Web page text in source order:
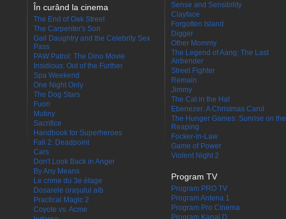
În curând la cinema
The End of Oak Street
The Carpenter's Son
Gail Daughtry and the Celebrity Sex
Pass
PAW Patrol: The Dino Movie
Insidious: Out of the Further
Spa Weekend
One Night Only
The Dog Stars
Fuori
Mutiny
Sacrifice
Handbook for Superheroes
Fall 2: Deadpoint
Cars
Don't Look Back in Anger
By Any Means
Le crime du 3e étage
Dosarele orașului alb
Practical Magic 2
Coyote vs. Acme
Sense and Sensibility
Clayface
Forgotten Island
Digger
Other Mommy
The Legend of Aang: The Last
Airbender
Street Fighter
Remain
Jimmy
The Cat in the Hat
Ebenezer: A Christmas Carol
The Hunger Games: Sunrise on the
Reaping
Focker-in-Law
Game of Power
Violent Night 2
Program TV
Program PRO TV
Program Antena 1
Program Pro Cinema
Program Kanal D